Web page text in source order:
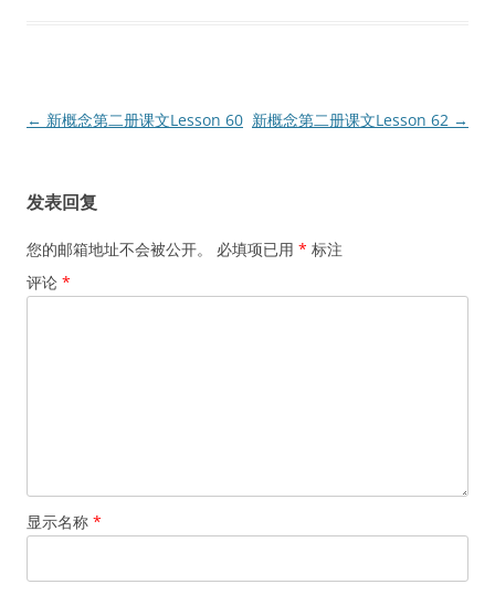
文
航
← 新概念第二册课文Lesson 60 新概念第二册课文Lesson 62 →
发表回复
您的邮箱地址不会被公开。 必填项已用 * 标注
评论 *
显示名称 *